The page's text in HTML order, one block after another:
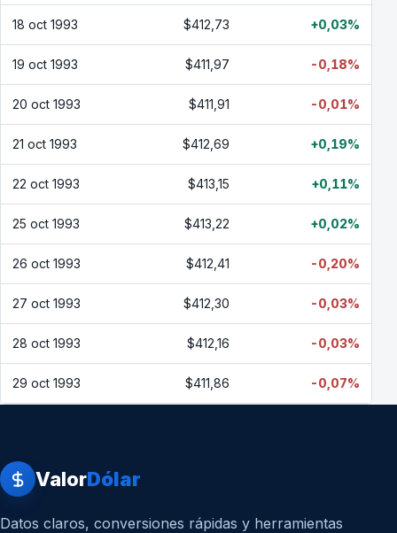
18 oct 1993 $412,73 +0,03%
19 oct 1993 $411,97 -0,18%
20 oct 1993 $411,91 -0,01%
21 oct 1993 $412,69 +0,19%
22 oct 1993 $413,15 +0,11%
25 oct 1993 $413,22 +0,02%
26 oct 1993 $412,41 -0,20%
27 oct 1993 $412,30 -0,03%
28 oct 1993 $412,16 -0,03%
29 oct 1993 $411,86 -0,07%
ValorDólar
Datos claros, conversiones rápidas y herramientas